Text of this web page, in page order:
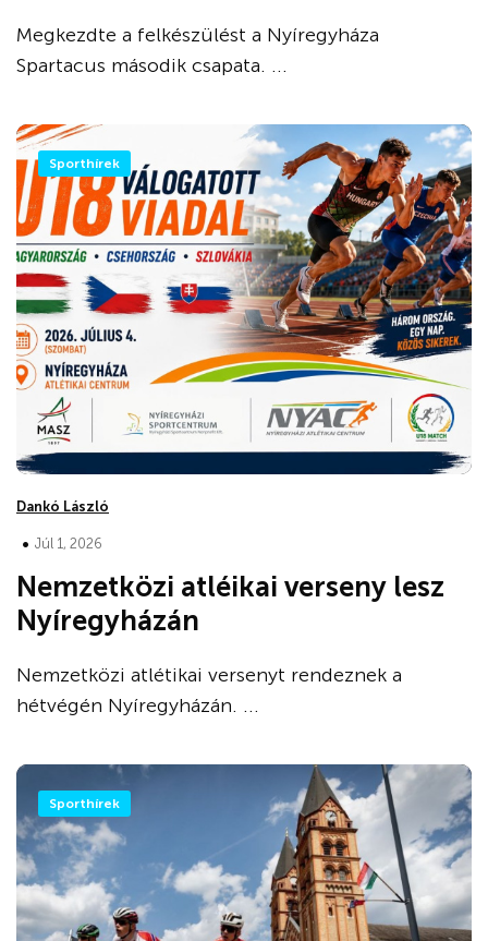
Megkezdte a felkészülést a Nyíregyháza
Spartacus második csapata. ...
Sporthírek
Dankó László
• Júl 1, 2026
Nemzetközi atléikai verseny lesz
Nyíregyházán
Nemzetközi atlétikai versenyt rendeznek a
hétvégén Nyíregyházán. ...
Sporthírek